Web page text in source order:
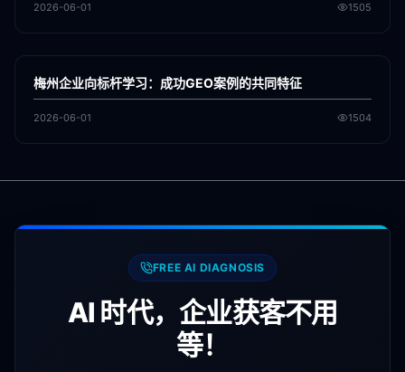
2026-06-01 1505
GEO
梅州企业向标杆学习：成功GEO案例的共同特征
2026-06-01 1504
FREE AI DIAGNOSIS
AI 时代，企业获客不用
等！